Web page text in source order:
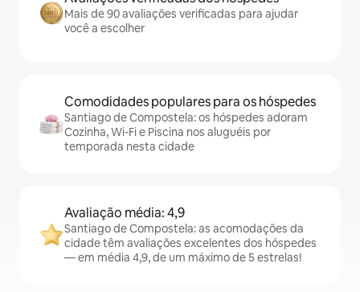
Mais de 90 avaliações verificadas para ajudar
você a escolher
Comodidades populares para os hóspedes
Santiago de Compostela: os hóspedes adoram
Cozinha, Wi-Fi e Piscina nos aluguéis por
temporada nesta cidade
Avaliação média: 4,9
Santiago de Compostela: as acomodações da
cidade têm avaliações excelentes dos hóspedes
— em média 4,9, de um máximo de 5 estrelas!